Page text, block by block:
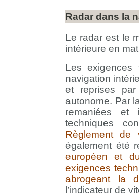
Radar dans la
Le radar est le
intérieure en
Les exigences
navigation
et reprises
autonome. Par
remaniées et
techniques
Règlement
également été
européen et
exigences
abrogeant la
l’indicateur de